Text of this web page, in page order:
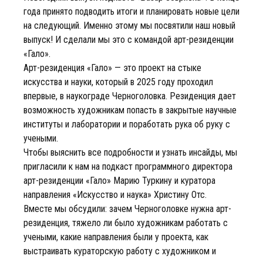
года принято подводить итоги и планировать новые цели
на следующий. Именно этому мы посвятили наш новый
выпуск! И сделали мы это с командой арт-резиденции
«Гало».
Арт-резиденция «Гало» — это проект на стыке
искусства и науки, который в 2025 году проходил
впервые, в наукограде Черноголовка. Резиденция дает
возможность художникам попасть в закрытые научные
институты и лаборатории и поработать рука об руку с
учеными.
Чтобы выяснить все подробности и узнать инсайды, мы
пригласили к нам на подкаст программного директора
арт-резиденции «Гало» Марию Туркину и куратора
направления «Искусство и наука» Христину Отс.
Вместе мы обсудили: зачем Черноголовке нужна арт-
резиденция, тяжело ли было художникам работать с
учеными, какие направления были у проекта, как
выстраивать кураторскую работу с художником и